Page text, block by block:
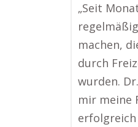
„Seit
machen,
durch
wurden.
mir meine